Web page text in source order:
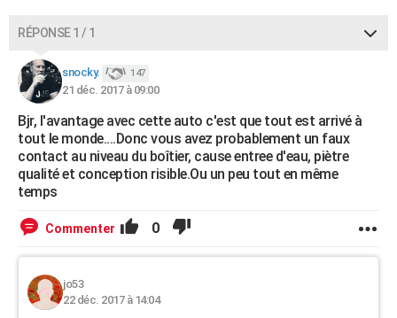
RÉPONSE 1 / 1
snocky. 147
21 déc. 2017 à 09:00
Bjr, l'avantage avec cette auto c'est que tout est arrivé à
tout le monde....Donc vous avez probablement un faux
contact au niveau du boîtier, cause entree d'eau, piètre
qualité et conception risible.Ou un peu tout en même
temps
Commenter 0
jo53
22 déc. 2017 à 14:04